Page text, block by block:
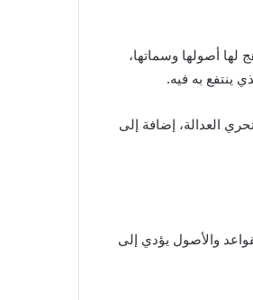
لها أصولها وسماتها،
ينتفع به فيه.
العدالة، إضافة إلى
والأصول يؤدي إلى